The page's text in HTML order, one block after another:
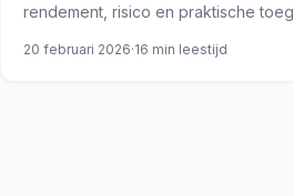
rendement, risico en praktische
20 februari 2026·16 min leestijd